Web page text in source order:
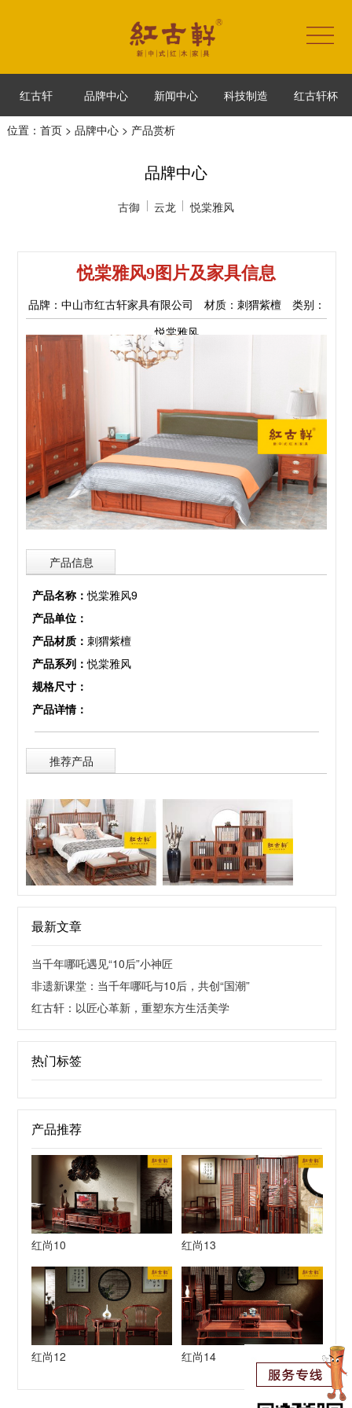
红古轩 品牌中心 新闻中心 科技制造 红古轩杯
位置： 首页> 品牌中心> 产品赏析
品牌中心
古御 云龙 悦棠雅风
悦棠雅风9图片及家具信息
品牌：中山市红古轩家具有限公司 材质：刺猬紫檀 类别：
悦棠雅风
产品信息
产品名称：悦棠雅风9
产品单位：
产品材质：刺猬紫檀
产品系列：悦棠雅风
规格尺寸：
产品详情：
推荐产品
最新文章
当千年哪吒遇见“10后”小神匠
非遗新课堂：当千年哪吒与10后，共创“国潮”
红古轩：以匠心革新，重塑东方生活美学
热门标签
产品推荐
红尚10 红尚13
红尚12 红尚14